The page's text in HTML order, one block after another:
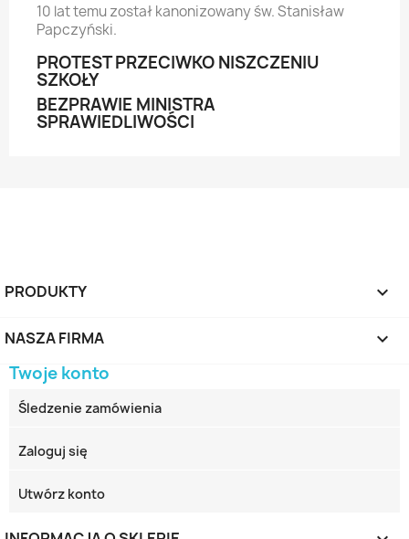
10 lat temu został kanonizowany św. Stanisław
Papczyński.
PROTEST PRZECIWKO NISZCZENIU
SZKOŁY
BEZPRAWIE MINISTRA
SPRAWIEDLIWOŚCI
PRODUKTY 
NASZA FIRMA 
Twoje konto
Śledzenie zamówienia
Zaloguj się
Utwórz konto